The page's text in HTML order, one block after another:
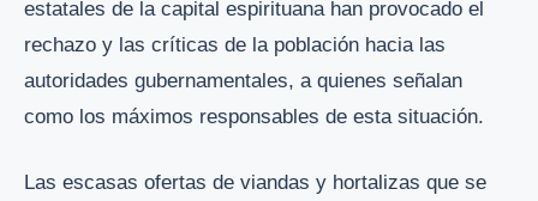
estatales de la capital espirituana han provocado el
rechazo y las críticas de la población hacia las
autoridades gubernamentales, a quienes señalan
como los máximos responsables de esta situación.
Las escasas ofertas de viandas y hortalizas que se